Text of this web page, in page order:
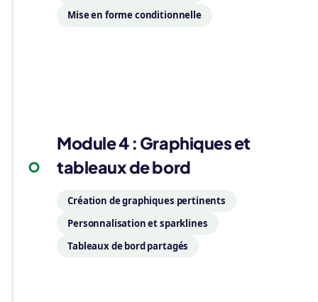
Mise en forme conditionnelle
Module 4 : Graphiques et
tableaux de bord
Création de graphiques pertinents
Personnalisation et sparklines
Tableaux de bord partagés